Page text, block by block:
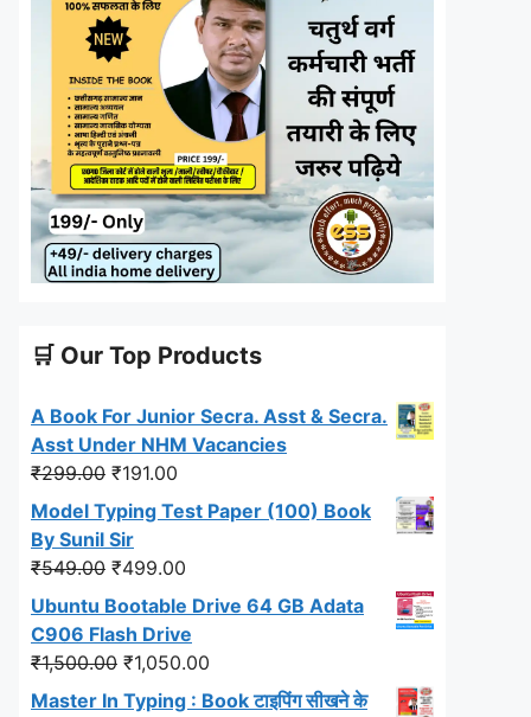
🛒 Our Top Products
A Book For Junior Secra. Asst & Secra.
Asst Under NHM Vacancies
₹299.00 Original
price
was:
₹299.00.
₹191.00
price
₹191.00.
Model Typing Test Paper (100) Book
By Sunil Sir
₹549.00 Original
price
was:
₹549.00.
₹499.00
price
₹499.00.
Ubuntu Bootable Drive 64 GB Adata
C906 Flash Drive
₹1,500.00 Original
price
₹1,050.00
price
Master In Typing : Book टाइपिंग सीखने के